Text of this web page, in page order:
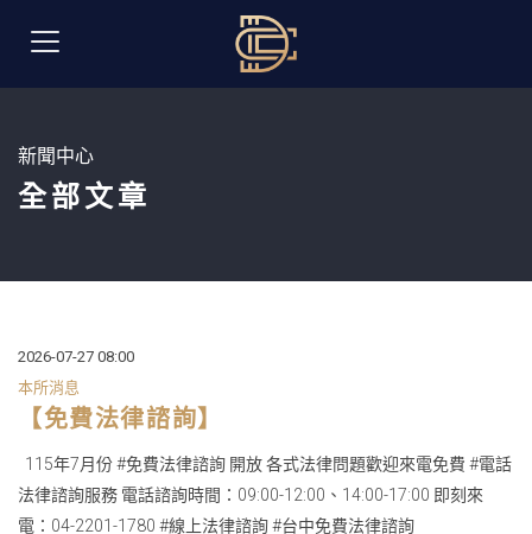
新聞中心
全部文章
2026-07-27 08:00
本所消息
【免費法律諮詢】
115年7月份 #免費法律諮詢 開放 各式法律問題歡迎來電免費 #電話
法律諮詢服務 電話諮詢時間：09:00-12:00、14:00-17:00 即刻來
電：04-2201-1780 #線上法律諮詢 #台中免費法律諮詢